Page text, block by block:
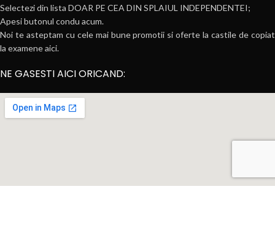
Selectezi din lista DOAR PE CEA DIN SPLAIUL INDEPENDENTEI;
Apesi butonul condu acum.
Noi te asteptam cu cele mai bune promotii si oferte la castile de copiat
la examene aici.
NE GASESTI AICI ORICAND: